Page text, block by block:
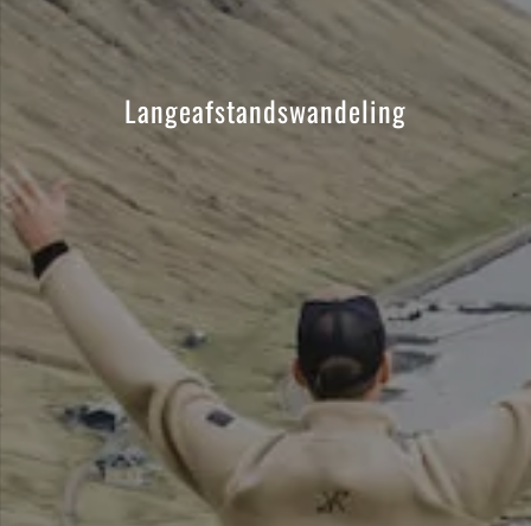
Langeafstandswandeling